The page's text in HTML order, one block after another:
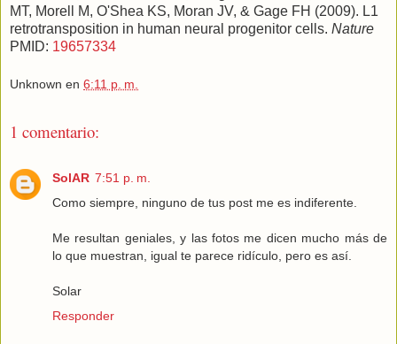
MT, Morell M, O'Shea KS, Moran JV, & Gage FH (2009). L1
retrotransposition in human neural progenitor cells. Nature
PMID: 19657334
Unknown en 6:11 p. m.
1 comentario:
SolAR 7:51 p. m.
Como siempre, ninguno de tus post me es indiferente.
Me resultan geniales, y las fotos me dicen mucho más de
lo que muestran, igual te parece ridículo, pero es así.
Solar
Responder